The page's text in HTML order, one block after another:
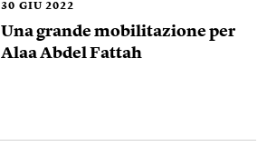
30 GIU 2022
Una grande mobilitazione per
Alaa Abdel Fattah